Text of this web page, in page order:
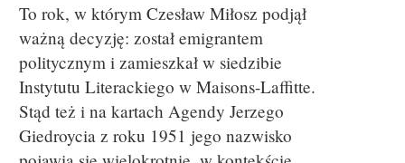
To rok, w którym Czesław Miłosz podjął
ważną decyzję: został emigrantem
politycznym i zamieszkał w siedzibie
Instytutu Literackiego w Maisons-Laffitte.
Stąd też i na kartach Agendy Jerzego
Giedroycia z roku 1951 jego nazwisko